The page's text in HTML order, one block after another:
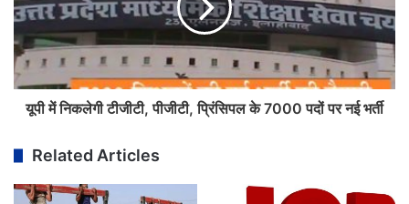
यूपी में निकलेगी टीजीटी, पीजीटी, प्रिंसिपल के 7000 पदों पर नई भर्ती
Related Articles